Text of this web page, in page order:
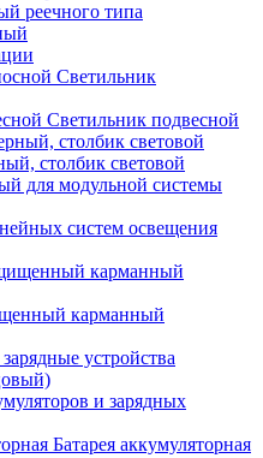
реечного типа
Светильник
Светильник подвесной
столбик световой
для модульной системы
систем освещения
карманный
устройства
и зарядных
Батарея аккумуляторная